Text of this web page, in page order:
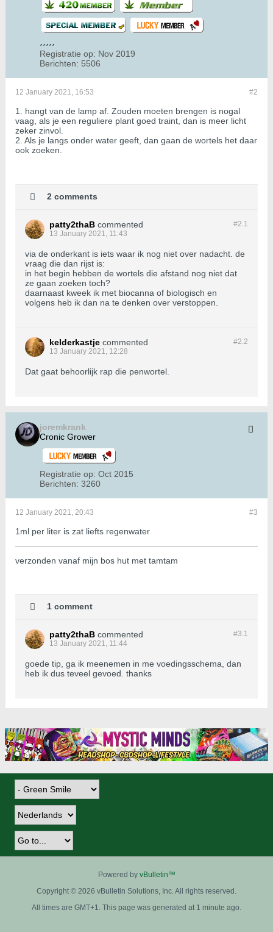
Registratie op: Nov 2019
Berichten: 5506
#2
12 January 2021, 16:53
1. hangt van de lamp af. Zouden moeten brengen is nogal
vaag, als je een reguliere plant goed traint, dan is meer licht
zeker zinvol.
2. Als je langs onder water geeft, dan gaan de wortels het daar
ook zoeken.
2 comments
#2.1
patty2thaB commented
13 January 2021, 11:43
via de onderkant is iets waar ik nog niet over nadacht. de
vraag die dan rijst is:
in het begin hebben de wortels die afstand nog niet dat
ze gaan zoeken toch?
daarnaast kweek ik met biocanna of biologisch en
volgens heb ik dan na te denken over verstoppen.
#2.2
kelderkastje commented
13 January 2021, 12:28
Dat gaat behoorlijk rap die penwortel.
joremkrank
Cronic Grower
Registratie op: Oct 2015
Berichten: 3260
#3
12 January 2021, 20:43
1ml per liter is zat liefts regenwater
verzonden vanaf mijn bos hut met tamtam
1 comment
#3.1
patty2thaB commented
13 January 2021, 11:44
goede tip, ga ik meenemen in me voedingsschema, dan
heb ik dus teveel gevoed. thanks
Powered by vBulletin™
Copyright © 2026 vBulletin Solutions, Inc. All rights reserved.
All times are GMT+1. This page was generated at 1 minute ago.